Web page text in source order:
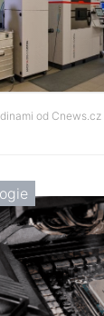
od Cnews.cz